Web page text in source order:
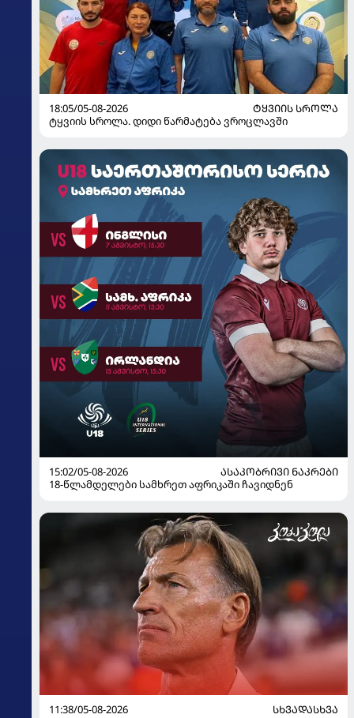
18:05/05-08-2026
ᲢᲧᲕᲘᲘᲡ ᲡᲠᲝᲚᲐ
ტყვიის სროლა. დიდი წარმატება ვროცლავში
15:02/05-08-2026
ᲐᲡᲐᲙᲝᲑᲠᲘᲕᲘ ᲜᲐᲙᲠᲔᲑᲘ
18-წლამდელები სამხრეთ აფრიკაში ჩავიდნენ
11:38/05-08-2026
ᲡᲮᲕᲐᲓᲐᲡᲮᲕᲐ